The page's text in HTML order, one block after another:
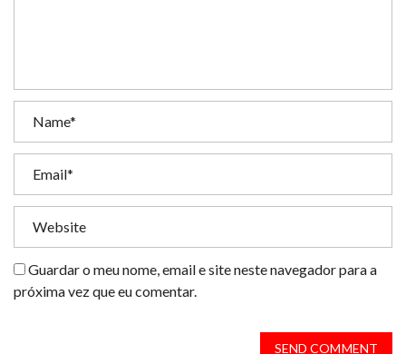
Guardar o meu nome, email e site neste navegador para a
próxima vez que eu comentar.
SEND COMMENT